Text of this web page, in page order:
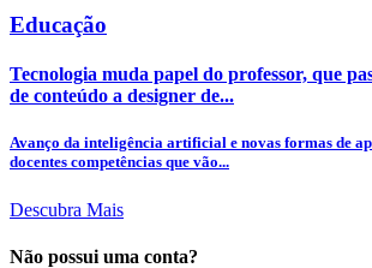
Educação
Tecnologia muda papel do professor, que
de conteúdo a designer de...
Avanço da inteligência artificial e novas formas de
docentes competências que vão...
Descubra Mais
Não possui uma conta?